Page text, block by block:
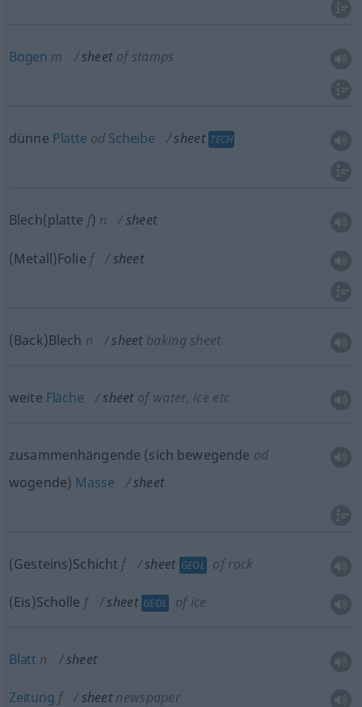
Bogen m sheet of stamps
dünne Platte od Scheibe sheet TECH
Blech(platte f) n sheet
(Metall)Folie f sheet
(Back)Blech n sheet baking sheet
weite Fläche sheet of water, ice etc
zusammenhängende (sich bewegende od
wogende) Masse sheet
(Gesteins)Schicht f sheet GEOL of rock
(Eis)Scholle f sheet GEOL of ice
Blatt n sheet
Zeitung f sheet newspaper